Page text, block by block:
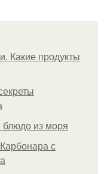
Какие продукты
блюдо из моря
с